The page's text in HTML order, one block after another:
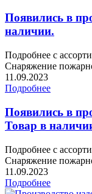
Появились в
наличии.
Подробнее с
Снаряжение
11.09.2023
Подробнее
Появились в
Товар в
Подробнее с
Снаряжение
11.09.2023
Подробнее